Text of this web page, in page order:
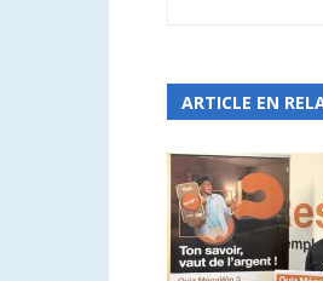
ARTICLE EN